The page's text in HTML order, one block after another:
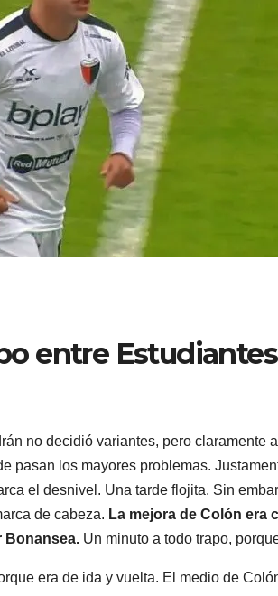
entre
no decidió variantes, pero claramente
pasan los mayores problemas.
el desnivel. Una tarde flojita. Sin
de cabeza. La mejora de Colón era
Bonansea. Un minuto a todo trapo,
era de ida y vuelta. El medio de